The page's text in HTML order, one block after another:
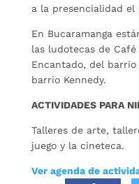
a la presencialidad
En Bucaramanga
las ludotecas de
Encantado, del
barrio Kennedy.
ACTIVIDADES PARA
Talleres de arte,
juego y la cineteca.
Ver agenda de